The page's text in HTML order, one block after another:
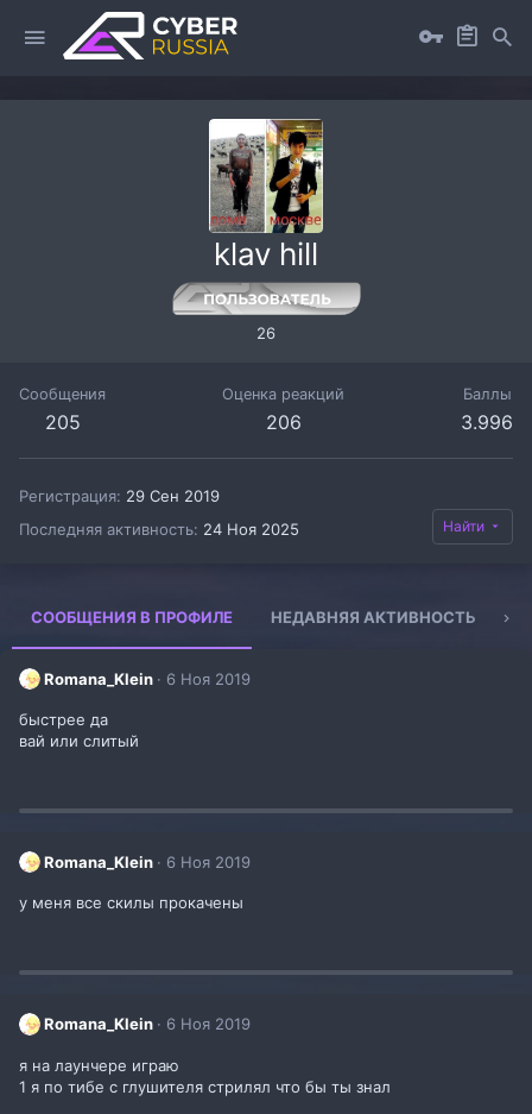
klav hill
26
Сообщения
205
Оценка реакций
206
Баллы
3.996
Регистрация 29 Сен 2019
Последняя активность 24 Ноя 2025 Найти
СООБЩЕНИЯ В ПРОФИЛЕ НЕДАВНЯЯ АКТИВНОСТЬ
Romana_Klein 6 Ноя 2019
быстрее да
вай или слитый
Romana_Klein 6 Ноя 2019
у меня все скилы прокачены
Romana_Klein 6 Ноя 2019
я на лаунчере играю
1 я по тибе с глушителя стрилял что бы ты знал